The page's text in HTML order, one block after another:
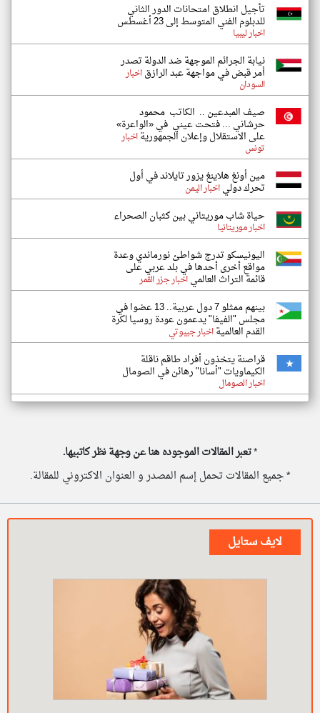
تأجيل انطلاق امتحانات الدور الثاني
للدبلوم الفني المتوسط إلى 23 أغسطس
اخبار ليبيا
نيابة الجرائم الموجهة ضد الدولة تصدر
أمر قبض في مواجهة عبد الرازقاخبار
السودان
صيف المبدعين .. الكاتب محمود
حرشاني ... فتحت عيني في «الواعرة»
على الاستقلال وإعلان الجمهوريةاخبار
تونس
مين أونغ هلاينغ يزور تايلاند في أول
تحرك دولياخبار اليمن
حياة شاب موريتاني بين كثبان الصحراء
اخبار موريتانيا
اليونيسكو تدرج شواطئ نورماندي وعدة
مواقع أخرى أحدها في بلد عربي على
قائمة التراث العالمياخبار جزر القمر
بينهم ممثلو 7 دول عربية.. 13 عضوا في
مجلس "الفيفا" يدعمون عودة روسيا لكرة
القدم العالميةاخبار جيبوتي
قراصنة يتخذون أفراد طاقم ناقلة
الكيماويات "أسانا" رهائن في الصومال
اخبار الصومال
*تعبر المقالات الموجوده هنا عن وجهة نظر كاتبيها.
* جميع المقالات تحمل إسم المصدر و العنوان الاكتروني للمقالة.
لايف ستايل